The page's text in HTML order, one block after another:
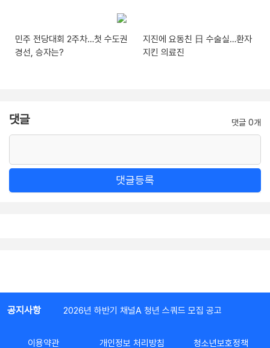
민주 전당대회 2주차…첫 수도권
경선, 승자는?
지진에 요동친 日 수술실…환자
지킨 의료진
댓글 댓글 0개
댓글등록
공지사항 2026년 하반기 채널A 청년 스쿼드 모집 공고
이용약관 개인정보 처리방침 청소년보호정책